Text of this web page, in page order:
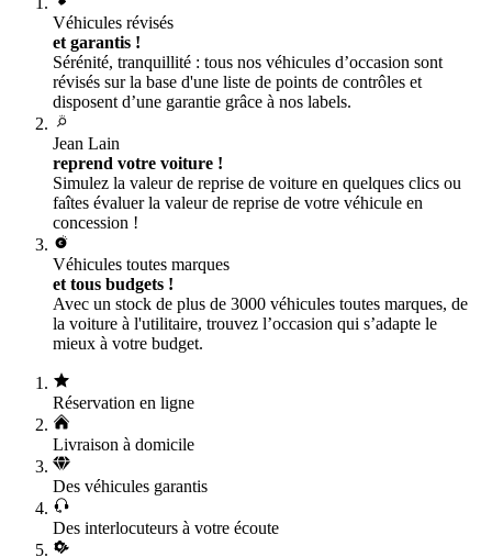
Véhicules révisés
et garantis !
Sérénité, tranquillité : tous nos véhicules d’occasion sont
révisés sur la base d'une liste de points de contrôles et
disposent d’une garantie grâce à nos labels.
Jean Lain
reprend votre voiture !
Simulez la valeur de reprise de voiture en quelques clics ou
faîtes évaluer la valeur de reprise de votre véhicule en
concession !
Véhicules toutes marques
et tous budgets !
Avec un stock de plus de 3000 véhicules toutes marques, de
la voiture à l'utilitaire, trouvez l’occasion qui s’adapte le
mieux à votre budget.
Réservation en ligne
Livraison à domicile
Des véhicules garantis
Des interlocuteurs à votre écoute